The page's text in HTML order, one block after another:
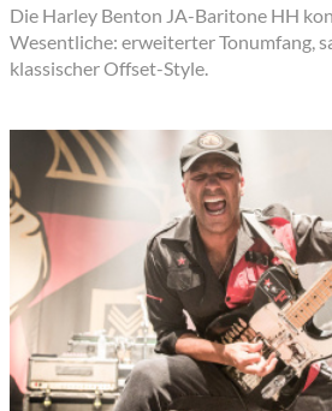
Die Harley Benton JA-Baritone HH
Wesentliche: erweiterter Tonumfang,
klassischer Offset-Style.